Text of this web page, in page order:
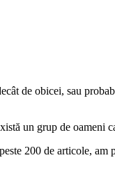
de obicei, sau
un grup de oameni
200 de articole, am